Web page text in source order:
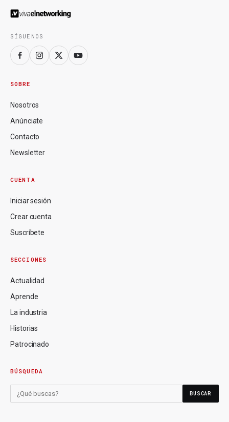
SÍGUENOS
SOBRE
Nosotros
Anúnciate
Contacto
Newsletter
CUENTA
Iniciar sesión
Crear cuenta
Suscríbete
SECCIONES
Actualidad
Aprende
La industria
Historias
Patrocinado
BÚSQUEDA
BUSCAR